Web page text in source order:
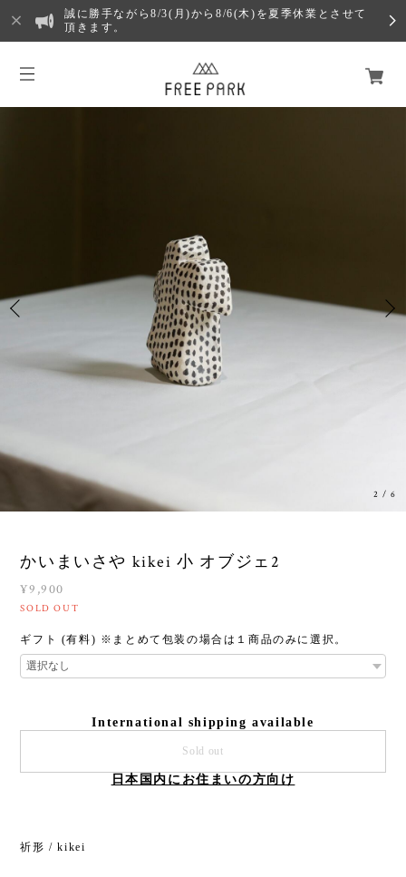
誠に勝手ながら8/3(月)から8/6(木)を夏季休業とさせて
頂きます。
3 /6
かいまいさや kikei 小 オブジェ2
¥9,900
SOLD OUT
ギフト (有料) ※まとめて包装の場合は１商品のみに選択。
International shipping available
Sold out
日本国内にお住まいの方向け
祈形 / kikei